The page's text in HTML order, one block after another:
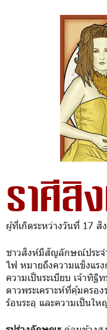
ราศีสิ
ผู้ที่เกิดระหว่างวันที่ 17
ชาวสิงห์มีสัญลักษณ์ประจ
ไฟ หมายถึงความแข็งแร
ความเป็นระเบียบ เจ้าทิ
ดาวพระเคราะห์ที่คุ้มครอ
ร้อนระอุ และความเป็นให